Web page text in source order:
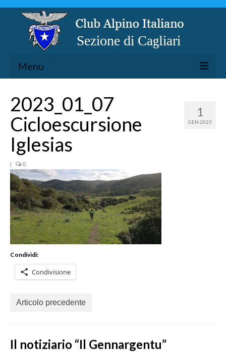
Menu
ESCURSIONISMO
SPELEOLOGIA
ARRAMPICATA
TORRENTISMO
1
GEN 2023
2023_01_07
Cicloescursione
Iglesias
| 0
Condividi:
Condivisione
Articolo precedente
Il notiziario “Il Gennargentu”